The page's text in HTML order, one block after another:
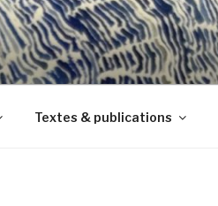
Textes & publications